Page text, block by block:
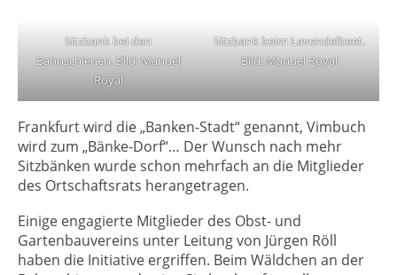
Sitzbank bei den
Bahnschienen. Bild: Manuel
Royal
Sitzbank beim Lavendelbeet.
Bild: Manuel Royal
Frankfurt wird die „Banken-Stadt“ genannt, Vimbuch
wird zum „Bänke-Dorf“… Der Wunsch nach mehr
Sitzbänken wurde schon mehrfach an die Mitglieder
des Ortschaftsrats herangetragen.
Einige engagierte Mitglieder des Obst- und
Gartenbauvereins unter Leitung von Jürgen Röll
haben die Initiative ergriffen. Beim Wäldchen an der